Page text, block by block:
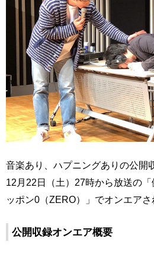
音楽あり、ハプニングありの公開
12月22日（土）27時から放送の
ッポン0（ZERO）」でオンエアさ
公開収録オンエア概要